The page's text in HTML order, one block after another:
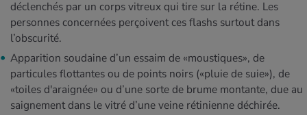
déclenchés par un corps vitreux qui tire sur la rétine. Les
personnes concernées perçoivent ces flashs surtout dans
l’obscurité.
Apparition soudaine d’un essaim de «moustiques», de
particules flottantes ou de points noirs («pluie de suie»), de
«toiles d'araignée» ou d’une sorte de brume montante, due au
saignement dans le vitré d’une veine rétinienne déchirée.